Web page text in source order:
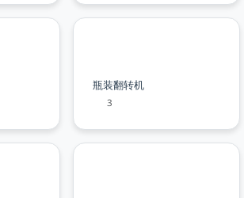
瓶装翻转机
3